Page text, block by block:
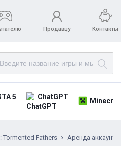
Продавцу Контакты
5 ChatGPT
Tormented Fathers Аренда